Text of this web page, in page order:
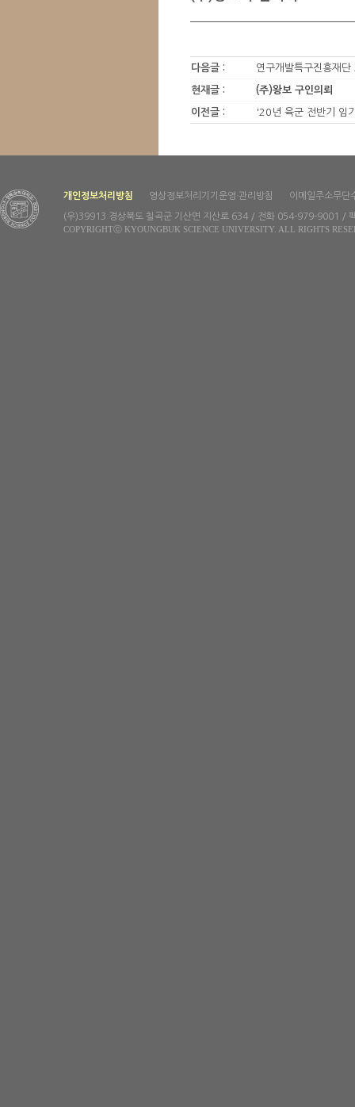
다음글 : 연구개발특구진흥재
현재글 : (주)왕보 구인의뢰
이전글 : '20년 육군 전반기 임
개인정보처리방침 영상정보처리기기운영·관리방침 이메일주소무단
(우)39913 경상북도 칠곡군 기산면 지산로 634 / 전화 054-979-9001 /
COPYRIGHTⓒ KYOUNGBUK SCIENCE UNIVERSITY. ALL RIGHTS